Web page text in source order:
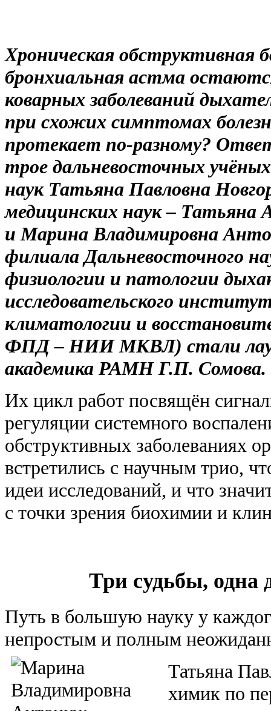
Хроническая обструктивная
бронхиальная астма
коварных заболеваний
при схожих симптомах
протекает по-разному?
трое дальневосточных
наук Татьяна Павловна
медицинских наук – Татьяна
и Марина Владимировна
филиала Дальневосточного
физиологии и патологии
исследовательского
климатологии и
ФПД – НИИ МКВЛ) стали
академика РАМН Г.П. Сомова.
Их цикл работ посвящён
регуляции системного
обструктивных заболеваниях
встретились с научным трио,
идеи исследований, и что
с точки зрения биохимии и
Три судьбы, одна
Путь в большую науку у
непростым и полным
Татьяна
химик по